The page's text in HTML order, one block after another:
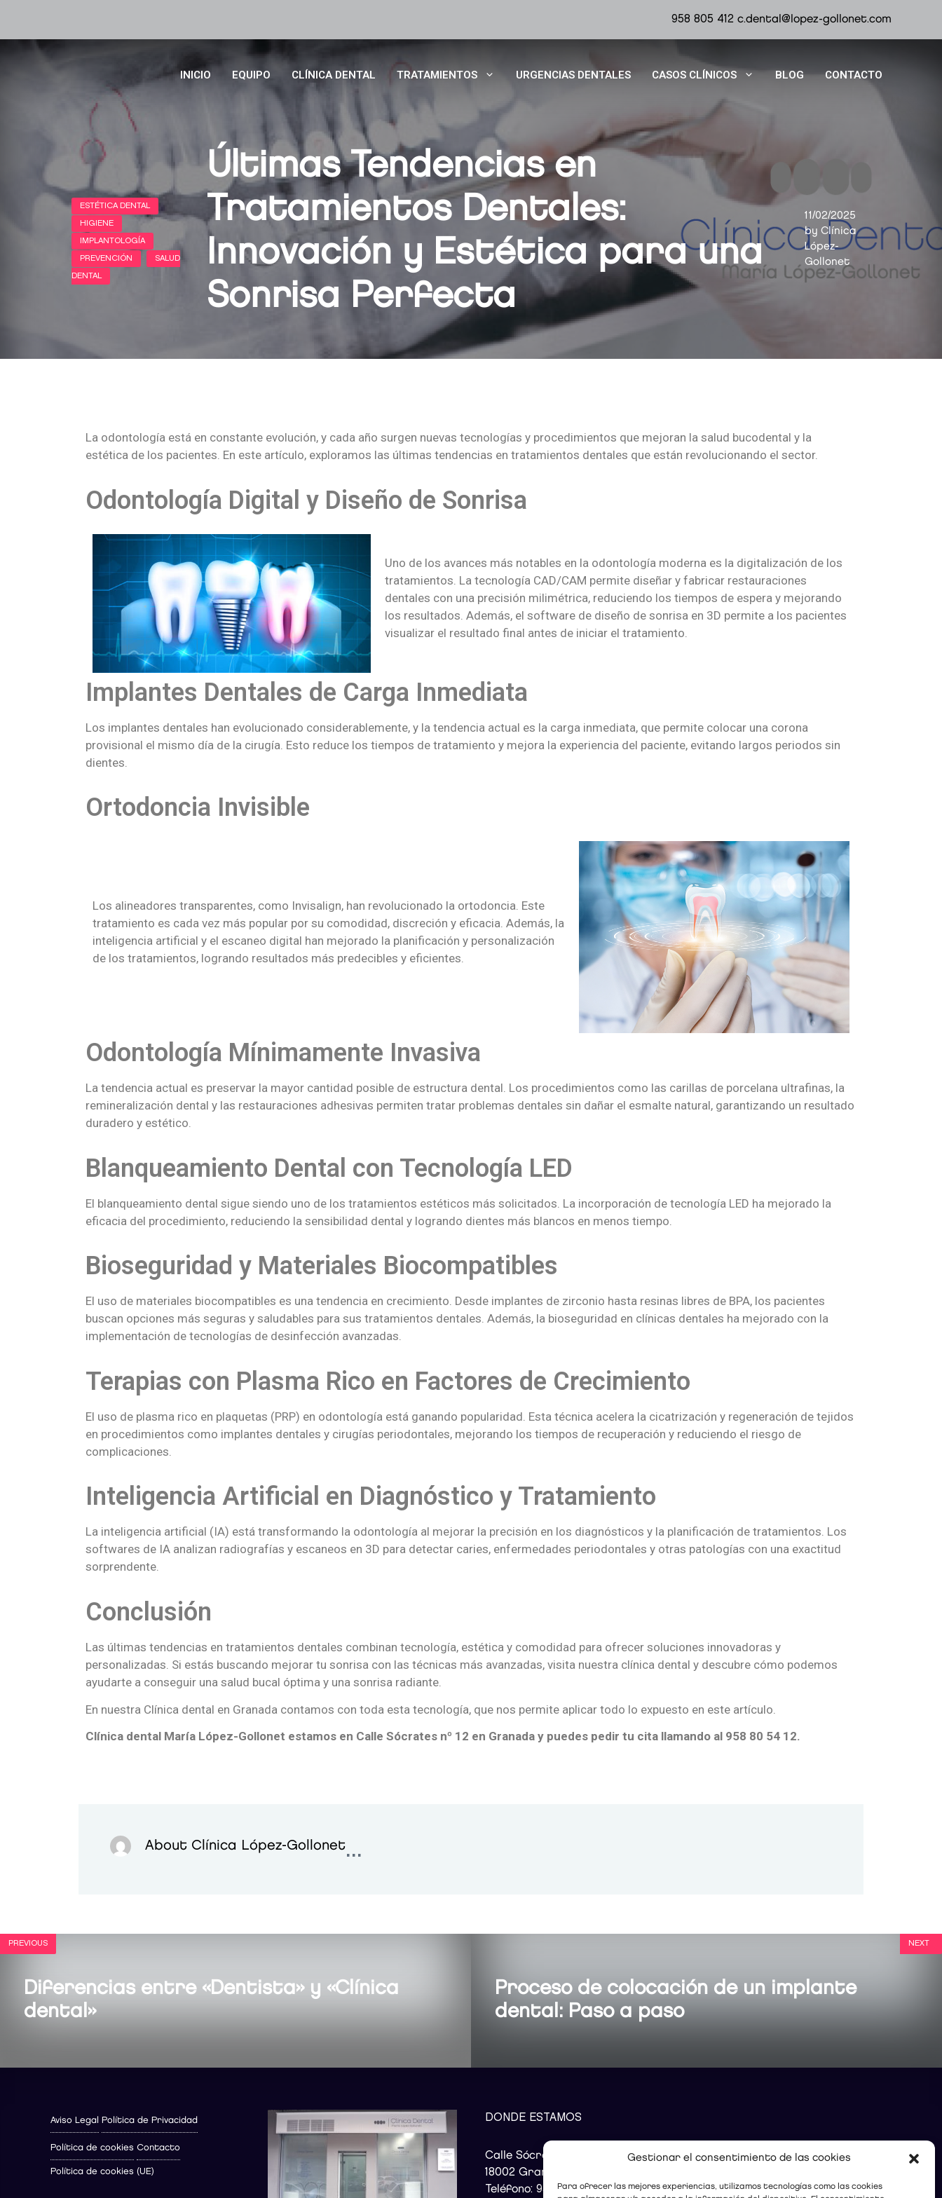
Gestionar el consentimiento de las cookies
Para ofrecer las mejores experiencias, utilizamos tecnologías como las cookies
958 805 412 c.dental@lopez-gollonet.com
INICIO EQUIPO CLÍNICA DENTAL TRATAMIENTOS URGENCIAS DENTALES CASOS CLÍNICOS BLOG CONTACTO
Últimas Tendencias en
Tratamientos Dentales:
Innovación y Estética para una
Sonrisa Perfecta
11/02/2025
by Clínica
López-
Gollonet
La odontología está en constante evolución, y cada año surgen nuevas tecnologías y procedimientos que mejoran la salud bucodental y la
estética de los pacientes. En este artículo, exploramos las últimas tendencias en tratamientos dentales que están revolucionando el sector.
Odontología Digital y Diseño de Sonrisa
Uno de los avances más notables en la odontología moderna es la digitalización de los
tratamientos. La tecnología CAD/CAM permite diseñar y fabricar restauraciones
dentales con una precisión milimétrica, reduciendo los tiempos de espera y mejorando
los resultados. Además, el software de diseño de sonrisa en 3D permite a los pacientes
visualizar el resultado final antes de iniciar el tratamiento.
Implantes Dentales de Carga Inmediata
Los implantes dentales han evolucionado considerablemente, y la tendencia actual es la carga inmediata, que permite colocar una corona
provisional el mismo día de la cirugía. Esto reduce los tiempos de tratamiento y mejora la experiencia del paciente, evitando largos periodos sin
dientes.
Ortodoncia Invisible
Los alineadores transparentes, como Invisalign, han revolucionado la ortodoncia. Este
tratamiento es cada vez más popular por su comodidad, discreción y eficacia. Además, la
inteligencia artificial y el escaneo digital han mejorado la planificación y personalización
de los tratamientos, logrando resultados más predecibles y eficientes.
Odontología Mínimamente Invasiva
La tendencia actual es preservar la mayor cantidad posible de estructura dental. Los procedimientos como las carillas de porcelana ultrafinas, la
remineralización dental y las restauraciones adhesivas permiten tratar problemas dentales sin dañar el esmalte natural, garantizando un resultado
duradero y estético.
Blanqueamiento Dental con Tecnología LED
El blanqueamiento dental sigue siendo uno de los tratamientos estéticos más solicitados. La incorporación de tecnología LED ha mejorado la
eficacia del procedimiento, reduciendo la sensibilidad dental y logrando dientes más blancos en menos tiempo.
Bioseguridad y Materiales Biocompatibles
El uso de materiales biocompatibles es una tendencia en crecimiento. Desde implantes de zirconio hasta resinas libres de BPA, los pacientes
buscan opciones más seguras y saludables para sus tratamientos dentales. Además, la bioseguridad en clínicas dentales ha mejorado con la
implementación de tecnologías de desinfección avanzadas.
Terapias con Plasma Rico en Factores de Crecimiento
El uso de plasma rico en plaquetas (PRP) en odontología está ganando popularidad. Esta técnica acelera la cicatrización y regeneración de tejidos
en procedimientos como implantes dentales y cirugías periodontales, mejorando los tiempos de recuperación y reduciendo el riesgo de
complicaciones.
Inteligencia Artificial en Diagnóstico y Tratamiento
La inteligencia artificial (IA) está transformando la odontología al mejorar la precisión en los diagnósticos y la planificación de tratamientos. Los
softwares de IA analizan radiografías y escaneos en 3D para detectar caries, enfermedades periodontales y otras patologías con una exactitud
sorprendente.
Conclusión
Las últimas tendencias en tratamientos dentales combinan tecnología, estética y comodidad para ofrecer soluciones innovadoras y
personalizadas. Si estás buscando mejorar tu sonrisa con las técnicas más avanzadas, visita nuestra clínica dental y descubre cómo podemos
ayudarte a conseguir una salud bucal óptima y una sonrisa radiante.
En nuestra Clínica dental en Granada contamos con toda esta tecnología, que nos permite aplicar todo lo expuesto en este artículo.
Clínica dental María López-Gollonet estamos en Calle Sócrates nº 12 en Granada y puedes pedir tu cita llamando al 958 80 54 12.
About Clínica López-Gollonet...
PREVIOUS
Diferencias entre «Dentista» y «Clínica
dental»
Proceso de colocación de un implante
dental: Paso a paso
NEXT
Aviso Legal Política de Privacidad
Política de cookies Contacto
Política de cookies (UE)
DONDE ESTAMOS
Calle Sócrates, 12, Bajo
18002 Granada
Teléfono: 958 80 54 12